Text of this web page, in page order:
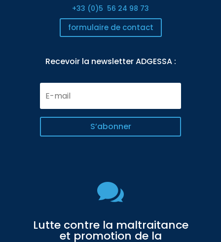
+33 (0)5 56 24 98 73
formulaire de contact
Recevoir la newsletter ADGESSA :
mail
S’abonner

Lutte contre la maltraitance
et promotion de la